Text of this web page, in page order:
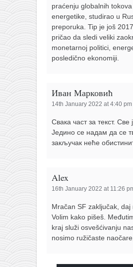
praćenju globalnih
energetike, studirao u
preporuka. Tip je još
pričao da sledi veliki
monetarnoj politici,
posledično ekonomiji.
Иван Марковић
14th January 2022 at 4:40 pm
Свака част за текст. Све
Једино се надам да се
закључак неће
Alex
16th January 2022 at 11:26
Mračan SF zaključak, daj
Volim kako pišeš.
kraj služi osvešćivanju
nosimo ružičaste